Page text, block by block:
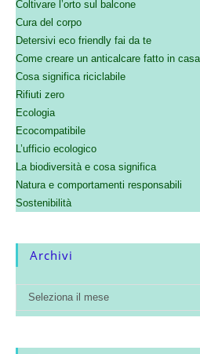
Coltivare l’orto sul balcone
Cura del corpo
Detersivi eco friendly fai da te
Come creare un anticalcare fatto in casa
Cosa significa riciclabile
Rifiuti zero
Ecologia
Ecocompatibile
L’ufficio ecologico
La biodiversità e cosa significa
Natura e comportamenti responsabili
Sostenibilità
Archivi
Seleziona il mese